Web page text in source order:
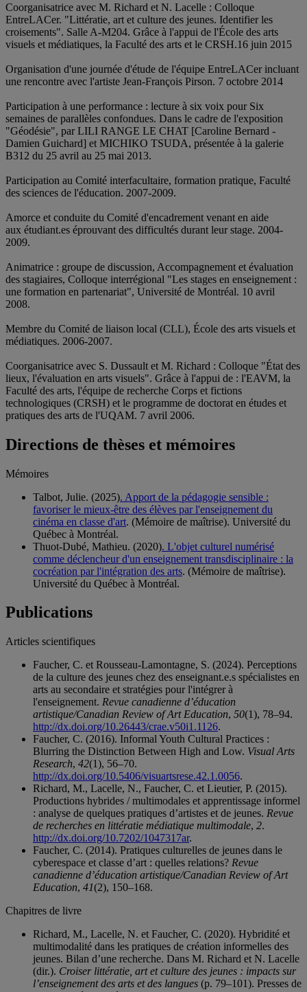
Coorganisatrice avec M. Richard et N. Lacelle : Colloque
EntreLACer. "Littératie, art et culture des jeunes. Identifier les
croisements". Salle A-M204. Grâce à l'appui de l'École des arts
visuels et médiatiques, la Faculté des arts et le CRSH.16 juin 2015
Organisation d'une journée d'étude de l'équipe EntreLACer incluant
une rencontre avec l'artiste Jean-François Pirson. 7 octobre 2014
Participation à une performance : lecture à six voix pour Six
semaines de parallèles confondues. Dans le cadre de l'exposition
"Géodésie", par LILI RANGE LE CHAT [Caroline Bernard -
Damien Guichard] et MICHIKO TSUDA, présentée à la galerie
B312 du 25 avril au 25 mai 2013.
Participation au Comité interfacultaire, formation pratique, Faculté
des sciences de l'éducation. 2007-2009.
Amorce et conduite du Comité d'encadrement venant en aide
aux étudiant.es éprouvant des difficultés durant leur stage. 2004-
2009.
Animatrice : groupe de discussion, Accompagnement et évaluation
des stagiaires, Colloque interrégional "Les stages en enseignement :
une formation en partenariat", Université de Montréal. 10 avril
2008.
Membre du Comité de liaison local (CLL), École des arts visuels et
médiatiques. 2006-2007.
Coorganisatrice avec S. Dussault et M. Richard : Colloque "État des
lieux, l'évaluation en arts visuels". Grâce à l'appui de : l'EAVM, la
Faculté des arts, l'équipe de recherche Corps et fictions
technologiques (CRSH) et le programme de doctorat en études et
pratiques des arts de l'UQAM. 7 avril 2006.
Directions de thèses et mémoires
Mémoires
Talbot, Julie. (2025). Apport de la pédagogie sensible :
favoriser le mieux-être des élèves par l'enseignement du
cinéma en classe d'art. (Mémoire de maîtrise). Université du
Québec à Montréal.
Thuot-Dubé, Mathieu. (2020). L'objet culturel numérisé
comme déclencheur d'un enseignement transdisciplinaire : la
cocréation par l'intégration des arts. (Mémoire de maîtrise).
Université du Québec à Montréal.
Publications
Articles scientifiques
Faucher, C. et Rousseau-Lamontagne, S. (2024). Perceptions
de la culture des jeunes chez des enseignant.e.s spécialistes en
arts au secondaire et stratégies pour l'intégrer à
l'enseignement. Revue canadienne d’éducation
artistique/Canadian Review of Art Education, 50(1), 78–94.
http://dx.doi.org/10.26443/crae.v50i1.1126.
Faucher, C. (2016). Informal Youth Cultural Practices :
Blurring the Distinction Between High and Low. Visual Arts
Research, 42(1), 56–70.
http://dx.doi.org/10.5406/visuartsrese.42.1.0056.
Richard, M., Lacelle, N., Faucher, C. et Lieutier, P. (2015).
Productions hybrides / multimodales et apprentissage informel
: analyse de quelques pratiques d’artistes et de jeunes. Revue
de recherches en littératie médiatique multimodale, 2.
http://dx.doi.org/10.7202/1047317ar.
Faucher, C. (2014). Pratiques culturelles de jeunes dans le
cyberespace et classe d’art : quelles relations? Revue
canadienne d’éducation artistique/Canadian Review of Art
Education, 41(2), 150–168.
Chapitres de livre
Richard, M., Lacelle, N. et Faucher, C. (2020). Hybridité et
multimodalité dans les pratiques de création informelles des
jeunes. Bilan d’une recherche. Dans M. Richard et N. Lacelle
(dir.). Croiser littératie, art et culture des jeunes : impacts sur
l’enseignement des arts et des langues (p. 79–101). Presses de